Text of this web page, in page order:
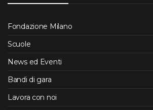
Fondazione Milano
Scuole
News ed Eventi
Bandi di gara
Lavora con noi